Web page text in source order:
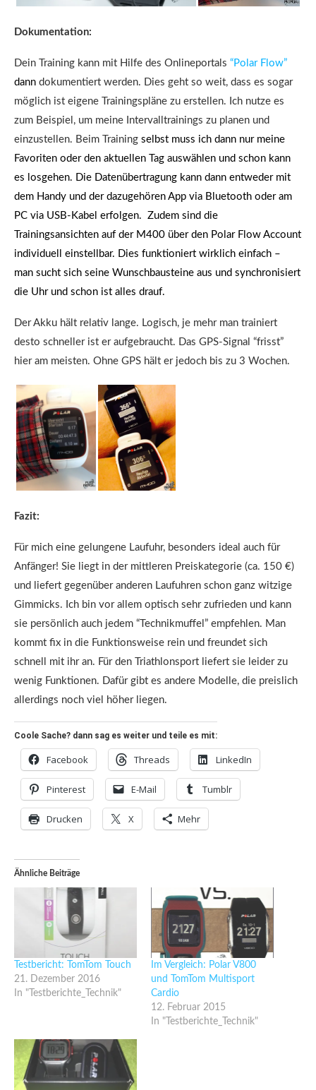
Dokumentation:
Dein Training kann mit Hilfe des Onlineportals “Polar Flow”
dann dokumentiert werden. Dies geht so weit, dass es sogar
möglich ist eigene Trainingspläne zu erstellen. Ich nutze es
zum Beispiel, um meine Intervalltrainings zu planen und
einzustellen. Beim Training selbst muss ich dann nur meine
Favoriten oder den aktuellen Tag auswählen und schon kann
es losgehen. Die Datenübertragung kann dann entweder mit
dem Handy und der dazugehören App via Bluetooth oder am
PC via USB-Kabel erfolgen. Zudem sind die
Trainingsansichten auf der M400 über den Polar Flow Account
individuell einstellbar. Dies funktioniert wirklich einfach –
man sucht sich seine Wunschbausteine aus und synchronisiert
die Uhr und schon ist alles drauf.
Der Akku hält relativ lange. Logisch, je mehr man trainiert
desto schneller ist er aufgebraucht. Das GPS-Signal “frisst”
hier am meisten. Ohne GPS hält er jedoch bis zu 3 Wochen.
Fazit:
Für mich eine gelungene Laufuhr, besonders ideal auch für
Anfänger! Sie liegt in der mittleren Preiskategorie (ca. 150 €)
und liefert gegenüber anderen Laufuhren schon ganz witzige
Gimmicks. Ich bin vor allem optisch sehr zufrieden und kann
sie persönlich auch jedem “Technikmuffel” empfehlen. Man
kommt fix in die Funktionsweise rein und freundet sich
schnell mit ihr an. Für den Triathlonsport liefert sie leider zu
wenig Funktionen. Dafür gibt es andere Modelle, die preislich
allerdings noch viel höher liegen.
Coole Sache? dann sag es weiter und teile es mit:
Facebook Threads LinkedIn
Pinterest E-Mail Tumblr
Drucken X Mehr
Ähnliche Beiträge
Testbericht: TomTom Touch
21. Dezember 2016
In "Testberichte_Technik"
Im Vergleich: Polar V800
und TomTom Multisport
Cardio
12. Februar 2015
In "Testberichte_Technik"